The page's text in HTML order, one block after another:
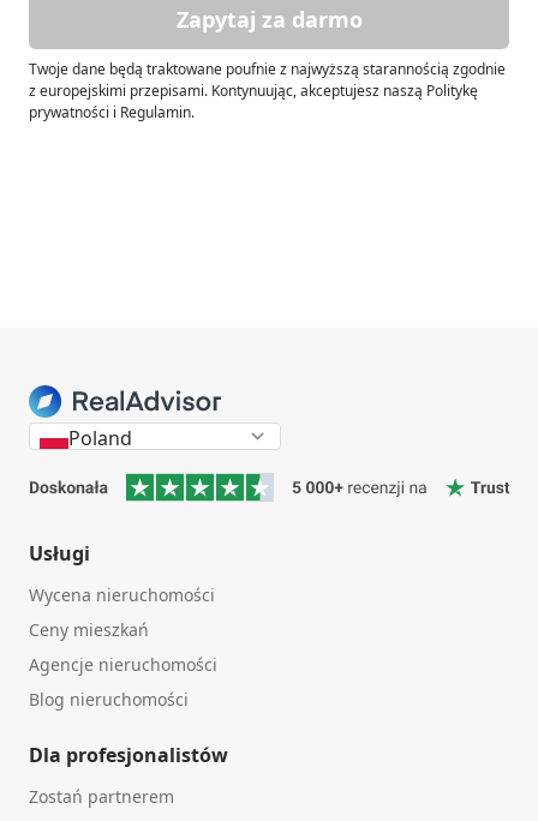
Zapytaj za darmo
Twoje dane będą traktowane poufnie z najwyższą starannością zgodnie
z europejskimi przepisami. Kontynuując, akceptujesz naszą Politykę
prywatności i Regulamin.
Poland
Usługi
Wycena nieruchomości
Ceny mieszkań
Agencje nieruchomości
Blog nieruchomości
Dla profesjonalistów
Zostań partnerem